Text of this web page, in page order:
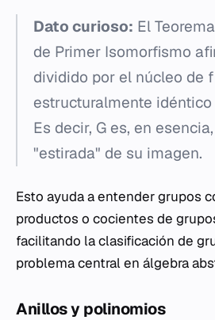
Dato curioso: El
de Primer Isomorfismo
dividido por el núcleo de f
estructuralmente
Es decir, G es, en
"estirada" de su imagen.
Esto ayuda a entender grupos
productos o cocientes de
facilitando la clasificación de
problema central en álgebra
Anillos y polinomios